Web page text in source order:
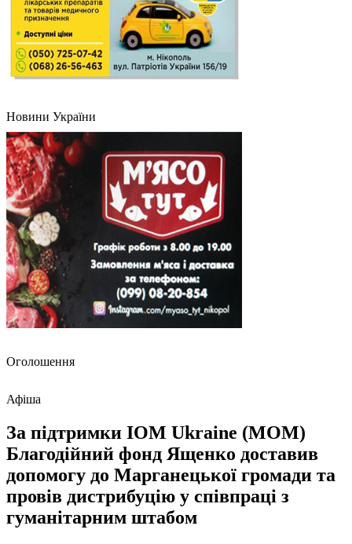
Новини України
Оголошення
Афіша
За підтримки IOM Ukraine (МОМ)
Благодійний фонд Ященко доставив
допомогу до Марганецької громади та
провів дистрибуцію у співпраці з
гуманітарним штабом